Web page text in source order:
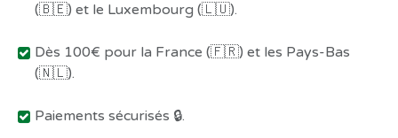
(🇧🇪) et le Luxembourg (🇱🇺).
Dès 100€ pour la France (🇫🇷) et les Pays-Bas
(🇳🇱).
Paiements sécurisés 🔒.